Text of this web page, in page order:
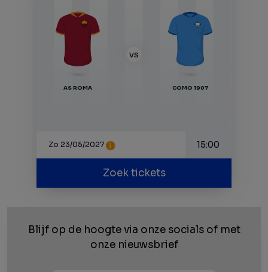
AS ROMA COMO 1907
VS
Zo 23/05/2027 15:00
Zoek tickets
Blijf op de hoogte via onze socials of met
onze nieuwsbrief